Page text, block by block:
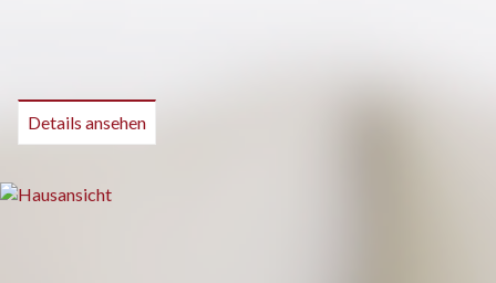
Details ansehen